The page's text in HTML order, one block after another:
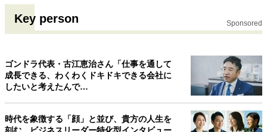
Key person Sponsored
ゴンドラ代表・古江恵治さん「仕事を通して
成長できる、わくわくドキドキできる会社に
したいと考えたんで…
時代を象徴する「顔」と並び、貴方の人生を